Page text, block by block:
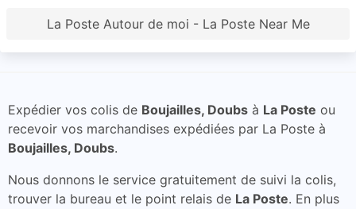
La Poste Autour de moi - La Poste Near Me
Expédier vos colis de Boujailles, Doubs à La Poste ou
recevoir vos marchandises expédiées par La Poste à
Boujailles, Doubs.
Nous donnons le service gratuitement de suivi la colis,
trouver la bureau et le point relais de La Poste. En plus